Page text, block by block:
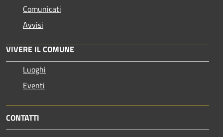
Comunicati
Avvisi
VIVERE IL COMUNE
Luoghi
Eventi
CONTATTI